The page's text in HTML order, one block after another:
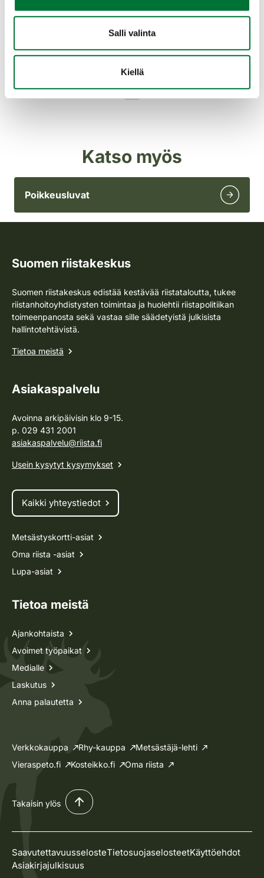
Salli valinta
Kiellä
Katso myös
Poikkeusluvat
Suomen riistakeskus
Suomen riistakeskus edistää kestävää riistataloutta, tukee
riistanhoitoyhdistysten toimintaa ja huolehtii riistapolitiikan
toimeenpanosta sekä vastaa sille säädetyistä julkisista
hallintotehtävistä.
Tietoa meistä
Asiakaspalvelu
Avoinna arkipäivisin klo 9-15.
p. 029 431 2001
asiakaspalvelu@riista.fi
Usein kysytyt kysymykset
Kaikki yhteystiedot
Metsästyskortti-asiat
Oma riista -asiat
Lupa-asiat
Tietoa meistä
Ajankohtaista
Avoimet työpaikat
Medialle
Laskutus
Anna palautetta
Verkkokauppa Rhy-kauppa
Metsästäjä-lehti
Vieraspeto.fi
Kosteikko.fi Oma riista
Takaisin ylös
SaavutettavuusselosteTietosuojaselosteetKäyttöehdot
Asiakirjajulkisuus